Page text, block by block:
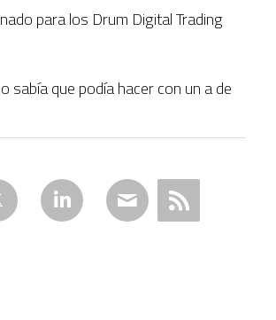
para los Drum Digital Trading
sabía que podía hacer con un a de